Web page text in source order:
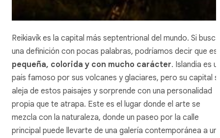
Reikiavík es la capital más septentrional del mundo. Si
una definición con pocas palabras, podríamos decir que es
pequeña, colorida y con mucho carácter. Islandia es
país famoso por sus volcanes y glaciares, pero su capital
aleja de estos paisajes y sorprende con una personalidad
propia que te atrapa. Este es el lugar donde el arte se
mezcla con la naturaleza, donde un paseo por la calle
principal puede llevarte de una galería contemporánea a